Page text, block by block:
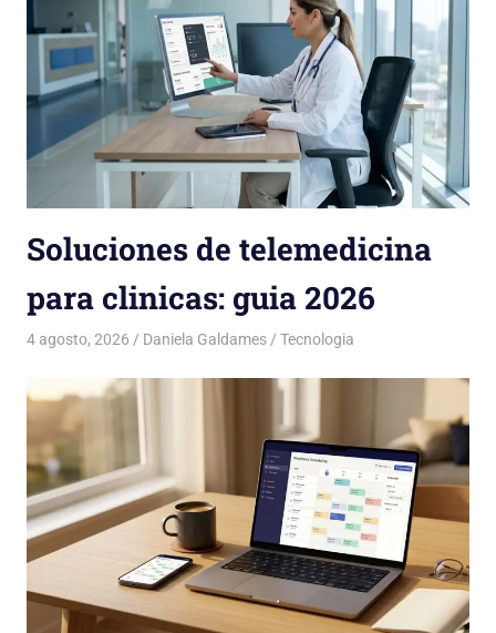
Soluciones de telemedicina
para clinicas: guia 2026
4 agosto, 2026 Daniela Galdames Tecnologia